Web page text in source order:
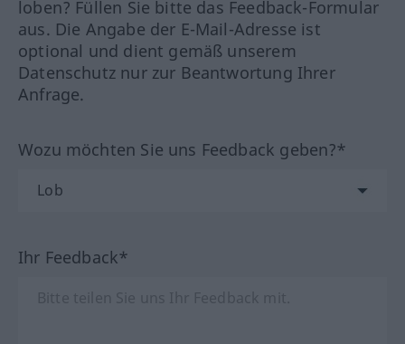
loben? Füllen Sie bitte das Feedback-Formular
aus. Die Angabe der E-Mail-Adresse ist
optional und dient gemäß unserem
Datenschutz nur zur Beantwortung Ihrer
Anfrage.
Wozu möchten Sie uns Feedback geben?*
Ihr Feedback*